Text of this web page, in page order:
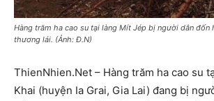
Hàng trăm ha cao su tại làng Mít Jép bị người dân đốn
thương lái. (Ảnh: Đ.N)
ThienNhien.Net – Hàng trăm ha cao su
Khai (huyện Ia Grai, Gia Lai) đang bị